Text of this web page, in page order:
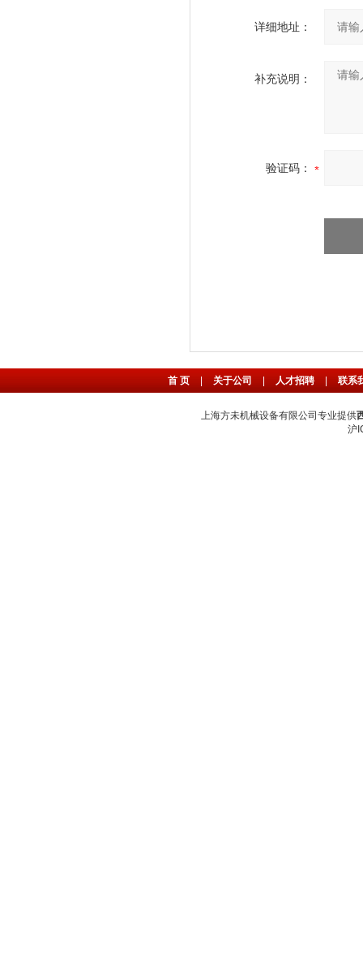
详细地址：
补充说明：
验证码：
首 页 关于公司 人才招聘 联系
上海方未机械设备有限公司专业提供
沪